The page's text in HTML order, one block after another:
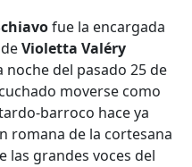
fue la encargada
Violetta Valéry
del pasado 25 de
moverse como
barroco hace ya
romana de la cortesana
las grandes voces del